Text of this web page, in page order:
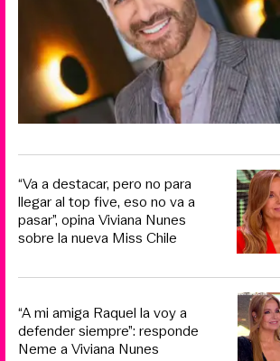
“Va a destacar, pero no para
llegar al top five, eso no va a
pasar”, opina Viviana Nunes
sobre la nueva Miss Chile
“A mi amiga Raquel la voy a
defender siempre”: responde
Neme a Viviana Nunes